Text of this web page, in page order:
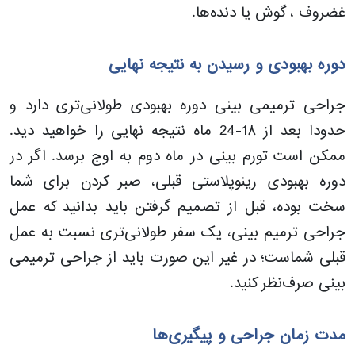
غضروف ، گوش یا دنده‌ها.
دوره بهبودی و رسیدن به نتیجه نهایی
جراحی ترمیمی بینی دوره بهبودی طولانی‌تری دارد و
حدودا بعد از 1۸-24 ماه نتیجه نهایی را خواهید دید.
ممکن است تورم بینی در ماه دوم به اوج برسد. اگر در
دوره بهبودی رینوپلاستی قبلی، صبر کردن برای شما
سخت بوده، قبل از تصمیم گرفتن باید بدانید که عمل
جراحی ترمیم بینی، یک سفر طولانی‌تری نسبت به عمل
قبلی شماست؛ در غیر این صورت باید از جراحی ترمیمی
بینی صرف‌نظر کنید.
مدت زمان جراحی و پیگیری‌ها